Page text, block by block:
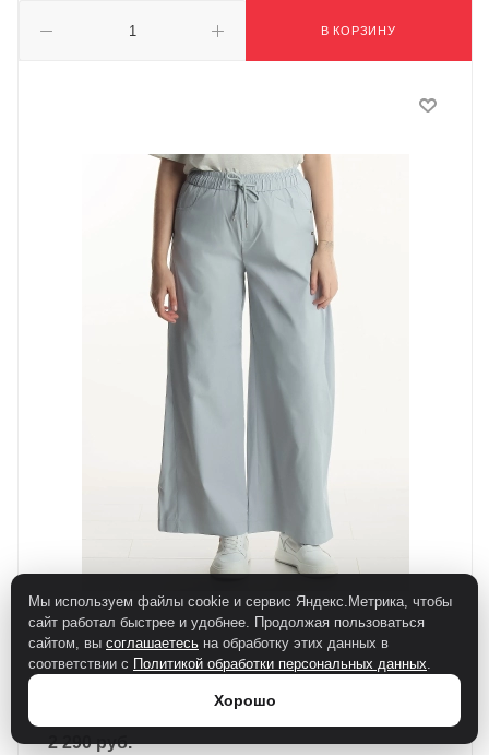
В КОРЗИНУ
2 290руб.
Мы используем файлы cookie и сервис Яндекс.Метрика, чтобы
сайт работал быстрее и удобнее. Продолжая пользоваться
сайтом, вы соглашаетесь на обработку этих данных в
соответствии с Политикой обработки персональных данных.
Хорошо